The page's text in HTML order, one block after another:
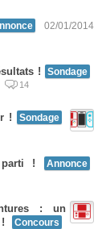
02/01/2014
!
Sondage
14
!
Sondage
!
Annonce
: un
Concours